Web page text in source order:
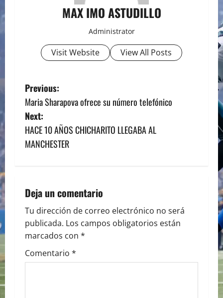
MAX IMO ASTUDILLO
Administrator
Visit Website View All Posts
P
o
s
t
a
v
i
g
Previous:
Maria Sharapova ofrece su número telefónico
Next:
HACE 10 AÑOS CHICHARITO LLEGABA AL
MANCHESTER
Deja un comentario
Tu dirección de correo electrónico no será
publicada. Los campos obligatorios están
marcados con *
Comentario *